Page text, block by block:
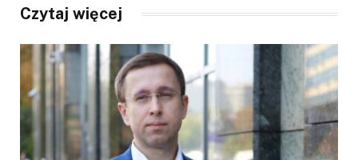
Czytaj więcej